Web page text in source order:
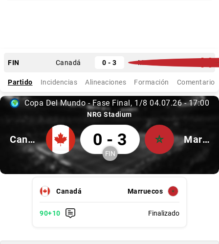
Finalizado
FIN Canadá 0 - 3 Marruecos
Partido Incidencias Alineaciones Formación Comentarios
Copa del Mundo - Fase Final, 1/8
Copa Del Mundo - Fase Final 1/8 04.07.26, 17:00
04.07.26 -17:00
NRG Stadium
Canadá
Canadá 0 Marruecos 3
0 - 3
Finalizado
FIN
Marruecos
Canadá, Marruecos
Canadá Marruecos
Minuto 90 +10, Finalizado
Minuto 90 +10
90+10 Finalizado